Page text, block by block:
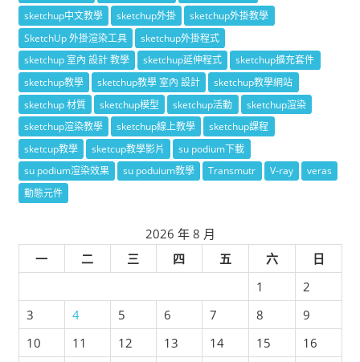
sketchup中文教學
sketchup外掛
sketchup外掛教學
SketchUp 外掛渲染工具
sketchup外掛程式
sketchup 室內 設計 教學
sketchup延伸程式
sketchup擴充套件
sketchup教學
sketchup教學 室內 設計
sketchup教學網站
sketchup 材質
sketchup模型 sketchup活動
sketchup渲染
sketchup渲染教學
sketchup線上教學
sketchup課程
sketcup教學
sketcup教學影片
su podium下載
su podium渲染效果
su poduium教學 Transmutr V-ray
veras
動態元件
2026 年 8 月
一
二 三 四 五 六
日
1
2
3
4 5 6 7 8
9
10
11 12 13 14 15
16